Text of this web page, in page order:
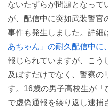
ないたずらが問題となって
が、配信中に突如武装警官
事件も発生しました。詳細
あちゃん」の耐久配信中に
報じられていますが、こう
及ぼすだけでなく、警察の
す。16歳の男子高校生が
で虚偽通報を繰り返し逮捕